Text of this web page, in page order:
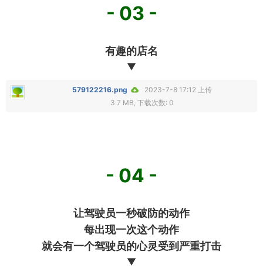
- 03 -
有趣的店名
▼
579122216.png
2023-7-8 17:12 上传
3.7 MB, 下载次数: 0
- 04 -
让驾驶员一秒破防的动作
每出现一次这个动作
就会有一个驾驶员的心灵受到严重打击
▼